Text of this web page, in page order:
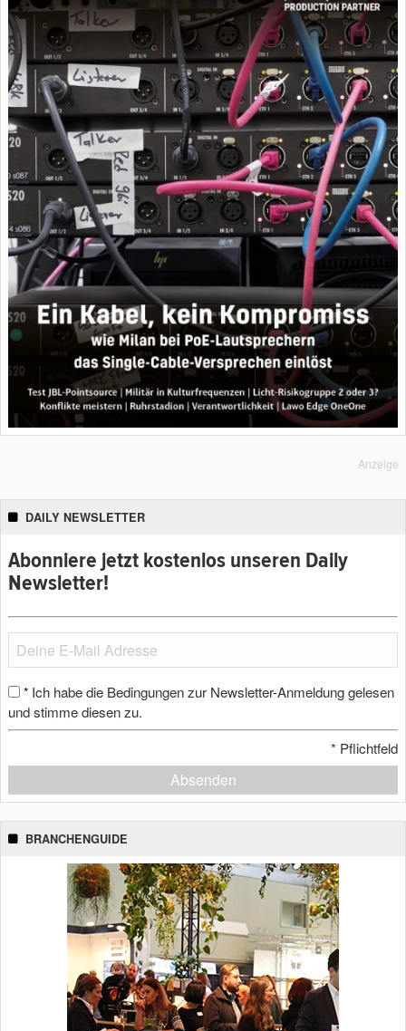
Anzeige
DAILY NEWSLETTER
Abonniere jetzt kostenlos unseren Daily
Newsletter!
* Ich habe die Bedingungen zur Newsletter-Anmeldung gelesen
und stimme diesen zu.
* Pflichtfeld
Absenden
BRANCHENGUIDE